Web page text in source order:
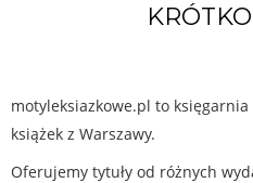
motyleksiazkowe.pl to
książek z Warszawy.
Oferujemy tytuły od różnych